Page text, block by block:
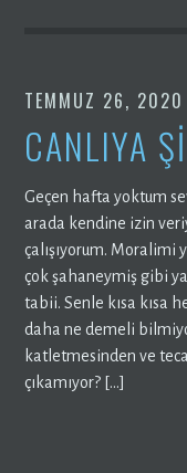
TEMMUZ 26, 2020
CANLIYA
Geçen hafta yoktum
arada kendine izin
çalışıyorum.
çok şahaneymiş gibi
tabii. Senle kısa kısa
daha ne demeli
katletmesinden ve
çıkamıyor? […]